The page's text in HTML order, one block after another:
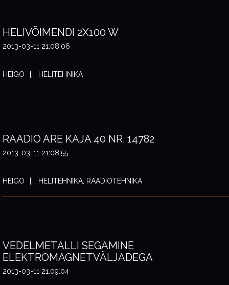
HELIVÕIMENDI 2X100 W
2013-03-11 21:08:06
HEIGO HELITEHNIKA
RAADIO ARE KAJA 40 NR. 14782
2013-03-11 21:08:55
HEIGO HELITEHNIKA, RAADIOTEHNIKA
VEDELMETALLI SEGAMINE
ELEKTROMAGNETVÄLJADEGA
2013-03-11 21:09:04